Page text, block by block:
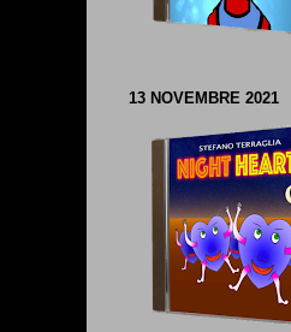
13 NOVEMBRE 2021